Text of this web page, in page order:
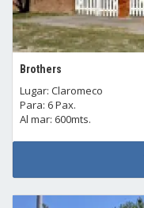
Brothers
Lugar: Claromeco
Para: 6 Pax.
Al mar: 600mts.